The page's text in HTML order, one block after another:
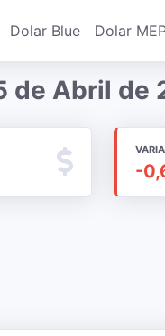
Dolar Blue Dolar
de Abril de
-